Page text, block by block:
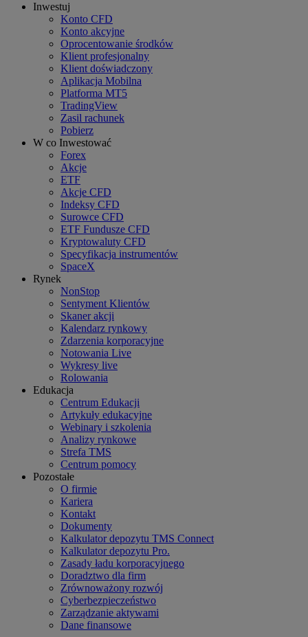
Inwestuj
Konto CFD
Konto akcyjne
Oprocentowanie środków
Klient profesjonalny
Klient doświadczony
Aplikacja Mobilna
Platforma MT5
TradingView
Zasil rachunek
Pobierz
W co Inwestować
Forex
Akcje
ETF
Akcje CFD
Indeksy CFD
Surowce CFD
ETF Fundusze CFD
Kryptowaluty CFD
Specyfikacja instrumentów
SpaceX
Rynek
NonStop
Sentyment Klientów
Skaner akcji
Kalendarz rynkowy
Zdarzenia korporacyjne
Notowania Live
Wykresy live
Rolowania
Edukacja
Centrum Edukacji
Artykuły edukacyjne
Webinary i szkolenia
Analizy rynkowe
Strefa TMS
Centrum pomocy
Pozostałe
O firmie
Kariera
Kontakt
Dokumenty
Kalkulator depozytu TMS Connect
Kalkulator depozytu Pro.
Zasady ładu korporacyjnego
Doradztwo dla firm
Zrównoważony rozwój
Cyberbezpieczeństwo
Zarządzanie aktywami
Dane finansowe